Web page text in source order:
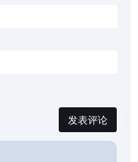
发表评论